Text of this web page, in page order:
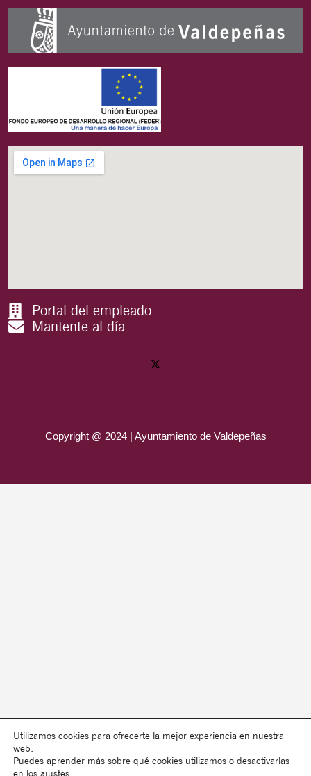
Portal del empleado
Mantente al día
Copyright @ 2024 | Ayuntamiento de Valdepeñas
Utilizamos cookies para ofrecerte la mejor experiencia en nuestra
web.
Puedes aprender más sobre qué cookies utilizamos o desactivarlas
en los ajustes